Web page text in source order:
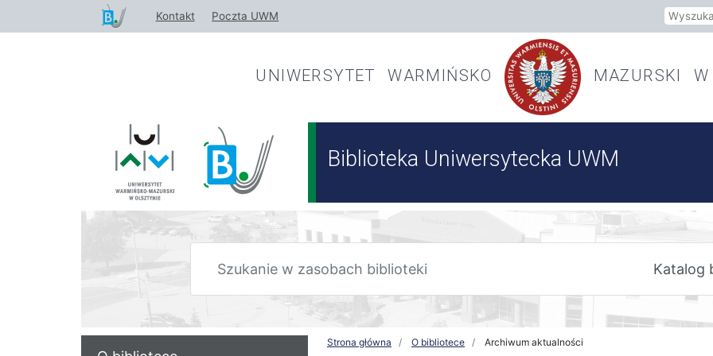
do
Kontakt Poczta UWM
Szukaj
UNIWERSYTET WARMIŃSKO MAZURSKI W
Biblioteka Uniwersytecka UWM
Strona główna O bibliotece Archiwum aktualności